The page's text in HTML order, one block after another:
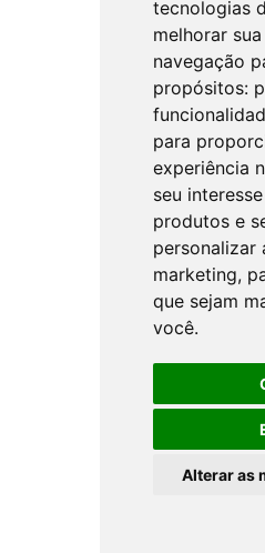
tecnologias
melhorar
navegação
propósitos:
para
experiência
seu
produtos e
personalizar
marketing,
que sejam
você.
Alterar as